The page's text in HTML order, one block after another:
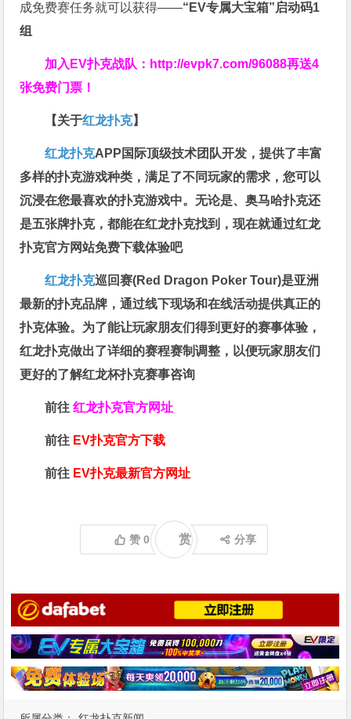
成免费赛任务就可以获得——“EV专属大宝箱”启动码1
组
加入EV扑克战队： http://evpk7.com/96088再送4
张免费门票！
【关于红龙扑克】
红龙扑克APP国际顶级技术团队开发，提供了丰富
多样的扑克游戏种类，满足了不同玩家的需求，您可以
沉浸在您最喜欢的扑克游戏中。无论是、奥马哈扑克还
是五张牌扑克，都能在红龙扑克找到，现在就通过红龙
扑克官方网站免费下载体验吧
红龙扑克巡回赛​(Red Dragon Poker Tour)是亚洲
最新的扑克品牌，通过线下现场和在线活动提供真正的
扑克体验。为了能让玩家朋友们得到更好的赛事体验，
红龙扑克做出了详细的赛程赛制调整，以便玩家朋友们
更好的了解红龙杯扑克赛事咨询
前往红龙扑克官方网址
前往 EV扑克官方下载
前往 EV扑克最新官方网址
赞0 赏 分享